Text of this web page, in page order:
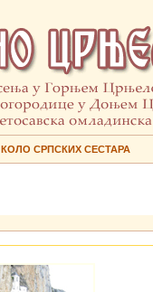
КОЛО СРПСКИХ СЕСТАРА